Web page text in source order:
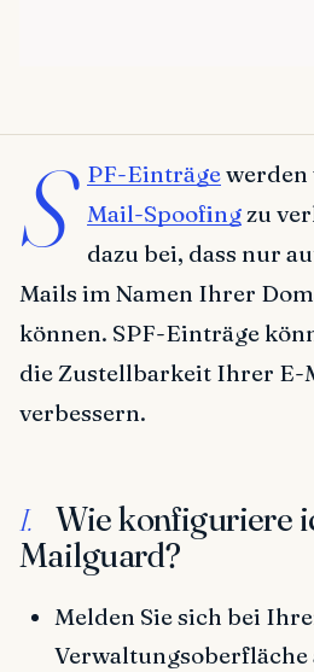
S PF-Einträgewerden
Mail-Spoofingzu
dazu bei, dass nur
Mails im Namen Ihrer
können. SPF-Einträge
die Zustellbarkeit Ihrer E-
verbessern.
I.
Wie konfiguriere
Mailguard?
Melden Sie sich bei
Verwaltungsoberfläche